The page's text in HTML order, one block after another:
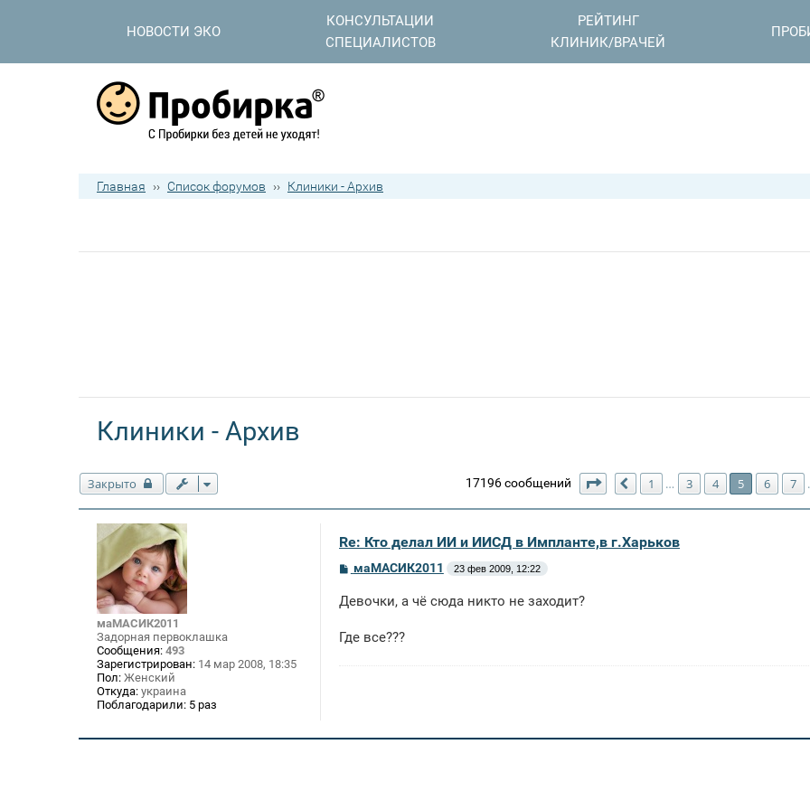
НОВОСТИ ЭКО
КОНСУЛЬТАЦИИ
СПЕЦИАЛИСТОВ
РЕЙТИНГ
КЛИНИК/ВРАЧЕЙ
Главная ›› Список форумов ›› Клиники - Архив
Клиники - Архив
Закрыто 17196 сообщений Страница 5из 492
Пред.
1 … 3 4 5 6 7
маМАСИК2011
Задорная первоклашка
Сообщения: 493
Зарегистрирован: 14 мар 2008, 18:35
Пол: Женский
Откуда: украина
Поблагодарили: 5 раз
Re: Кто делал ИИ и ИИСД в Импланте,в г.Харьков
С
б
н
маМАСИК2011 23 фев 2009, 12:22
Девочки, а чё сюда никто не заходит?
Где все???